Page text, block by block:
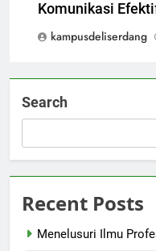
Komunikasi
kampusdeliserdang
Search
Recent Posts
Menelusuri Ilmu